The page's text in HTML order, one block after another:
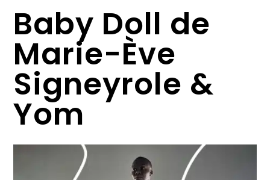
Baby Doll de
Marie-Ève
Signeyrole &
Yom